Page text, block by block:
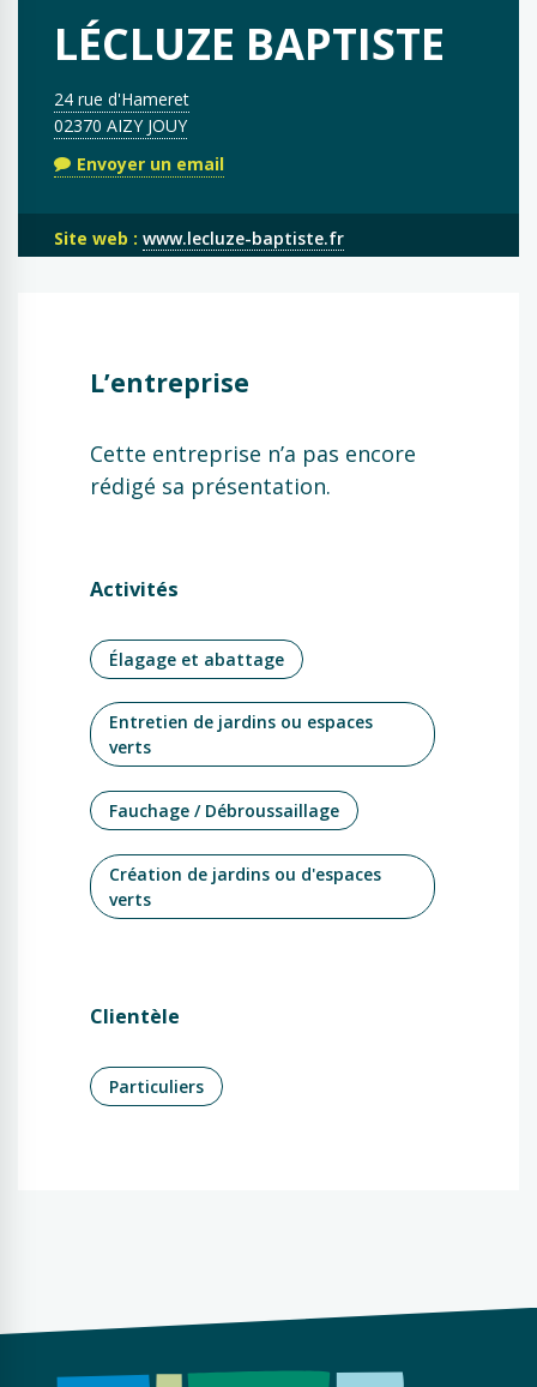
LÉCLUZE BAPTISTE
24 rue d'Hameret
02370 AIZY JOUY
Envoyer un email
Site web : www.lecluze-baptiste.fr
L’entreprise
Cette entreprise n’a pas encore
rédigé sa présentation.
Activités
Élagage et abattage
Entretien de jardins ou espaces
verts
Fauchage / Débroussaillage
Création de jardins ou d'espaces
verts
Clientèle
Particuliers